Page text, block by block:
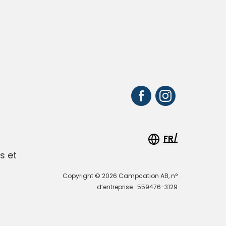
et
FR/
Copyright © 2026 Campcation AB, n°
d’entreprise : 559476-3129